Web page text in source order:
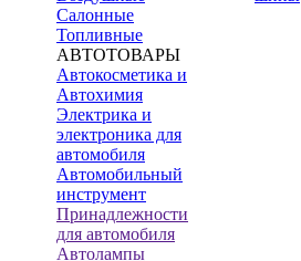
Салонные
Топливные
АВТОТОВАРЫ
Автокосметика и
Автохимия
Электрика и
электроника для
автомобиля
Автомобильный
инструмент
Принадлежности
для автомобиля
Автолампы